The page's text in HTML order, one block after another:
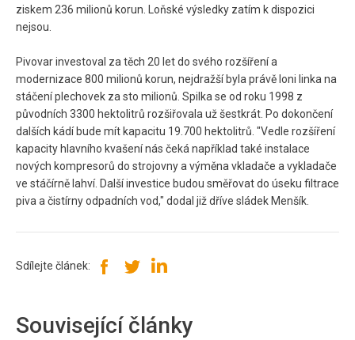
ziskem 236 milionů korun. Loňské výsledky zatím k dispozici
nejsou.
Pivovar investoval za těch 20 let do svého rozšíření a
modernizace 800 milionů korun, nejdražší byla právě loni linka na
stáčení plechovek za sto milionů. Spilka se od roku 1998 z
původních 3300 hektolitrů rozšiřovala už šestkrát. Po dokončení
dalších kádí bude mít kapacitu 19.700 hektolitrů. "Vedle rozšíření
kapacity hlavního kvašení nás čeká například také instalace
nových kompresorů do strojovny a výměna vkladače a vykladače
ve stáčírně lahví. Další investice budou směřovat do úseku filtrace
piva a čistírny odpadních vod," dodal již dříve sládek Menšík.
Sdílejte článek:
Související články